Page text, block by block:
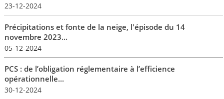
23-12-2024
Précipitations et fonte de la neige, l'épisode du 14
novembre 2023...
05-12-2024
PCS : de l’obligation réglementaire à l’efficience
opérationnelle...
30-12-2024